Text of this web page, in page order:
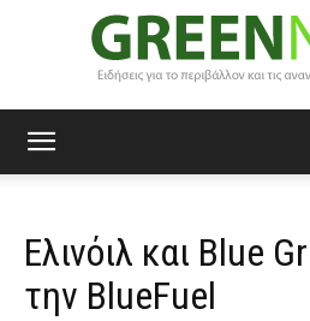
News
Ελινόιλ και Blue
την BlueFuel